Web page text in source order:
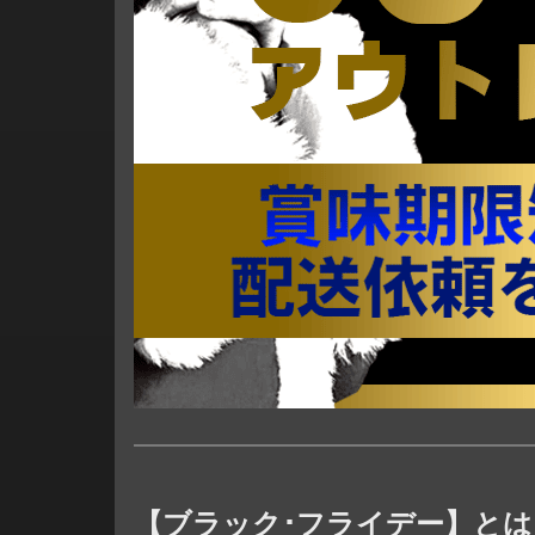
【ブラック･フライデー】と